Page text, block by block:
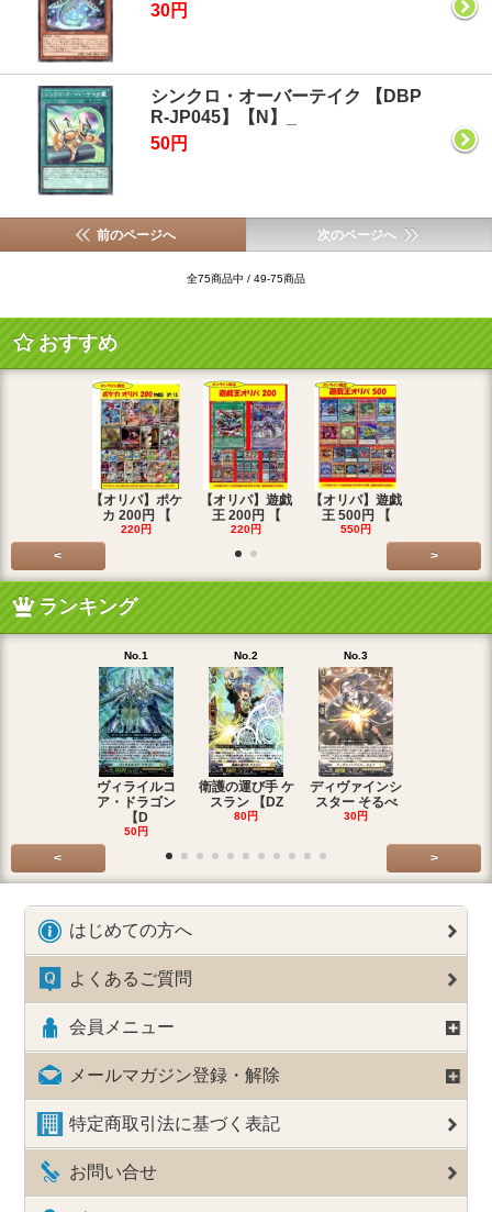
30円
シンクロ・オーバーテイク 【DBP
R-JP045】【N】_
50円
前のページへ 次のページへ
全75商品中 / 49-75商品
おすすめ
【オリパ】ポケ
カ 200円 【
220円
【オリパ】遊戯
王 200円 【
220円
【オリパ】遊戯
王 500円 【
550円
< >
ランキング
No.1
ヴィライルコ
ア・ドラゴン
【D
50円
No.2
衛護の運び手 ケ
スラン 【DZ
80円
No.3
ディヴァインシ
スター そるべ
30円
< >
はじめての方へ
よくあるご質問
会員メニュー
メールマガジン登録・解除
特定商取引法に基づく表記
お問い合せ